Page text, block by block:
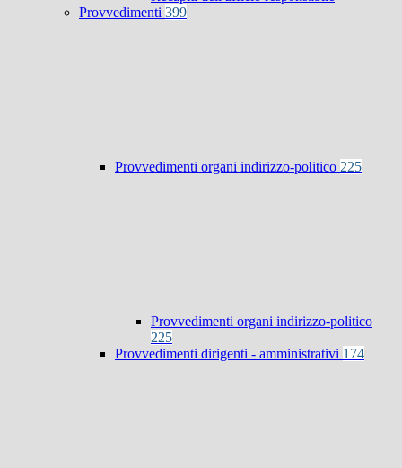
Provvedimenti 399
Provvedimenti organi indirizzo-politico 225
Provvedimenti organi indirizzo-politico
225
Provvedimenti dirigenti - amministrativi 174